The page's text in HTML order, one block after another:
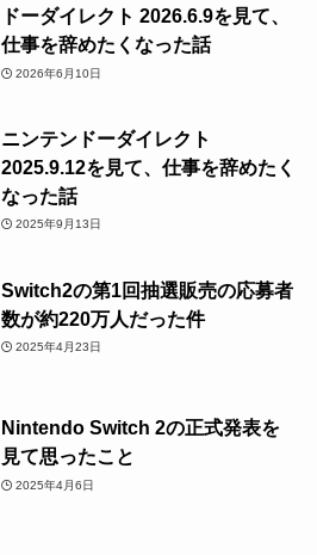
ドーダイレクト 2026.6.9を見て、
仕事を辞めたくなった話
2026年6月10日
ニンテンドーダイレクト
2025.9.12を見て、仕事を辞めたく
なった話
2025年9月13日
Switch2の第1回抽選販売の応募者
数が約220万人だった件
2025年4月23日
Nintendo Switch 2の正式発表を
見て思ったこと
2025年4月6日